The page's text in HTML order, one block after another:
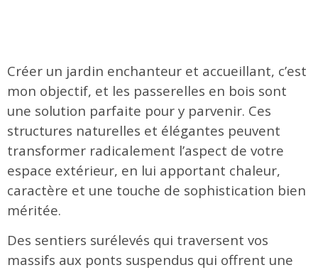
Créer un jardin enchanteur et accueillant, c’est
mon objectif, et les passerelles en bois sont
une solution parfaite pour y parvenir. Ces
structures naturelles et élégantes peuvent
transformer radicalement l’aspect de votre
espace extérieur, en lui apportant chaleur,
caractère et une touche de sophistication bien
méritée.
Des sentiers surélevés qui traversent vos
massifs aux ponts suspendus qui offrent une